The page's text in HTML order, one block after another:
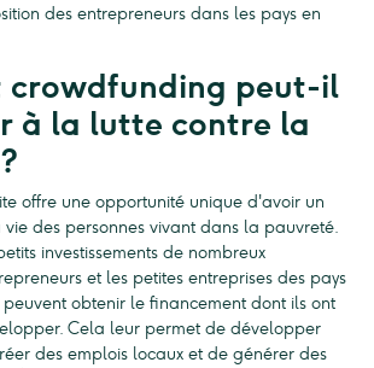
des entrepreneurs dans les pays en
crowdfunding peut-il
à la lutte contre la
offre une opportunité unique d'avoir un
des personnes vivant dans la pauvreté.
investissements de nombreux
et les petites entreprises des pays
obtenir le financement dont ils ont
Cela leur permet de développer
des emplois locaux et de générer des